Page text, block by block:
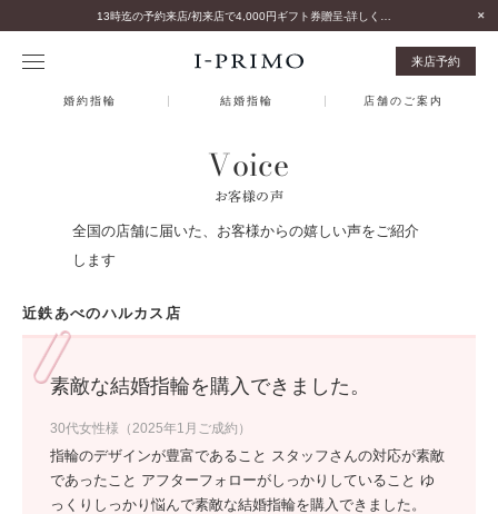
来店予約
婚約指輪 結婚指輪 店舗のご案内
Voice
お客様の声
全国の店舗に届いた、お客様からの嬉しい声をご紹介
します
近鉄あべのハルカス店
素敵な結婚指輪を購入できました。
30代女性様（2025年1月ご成約）
指輪のデザインが豊富であること スタッフさんの対応が素敵
であったこと アフターフォローがしっかりしていること ゆ
っくりしっかり悩んで素敵な結婚指輪を購入できました。